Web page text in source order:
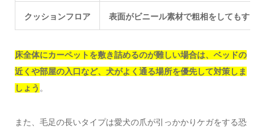
クッションフロア 表面がビニール素材で粗相をしてもすぐ
床全体にカーペットを敷き詰めるのが難しい場合は、ベッドの
近くや部屋の入口など、犬がよく通る場所を優先して対策しま
しょう 。
また、毛足の長いタイプは愛犬の爪が引っかかりケガをする恐